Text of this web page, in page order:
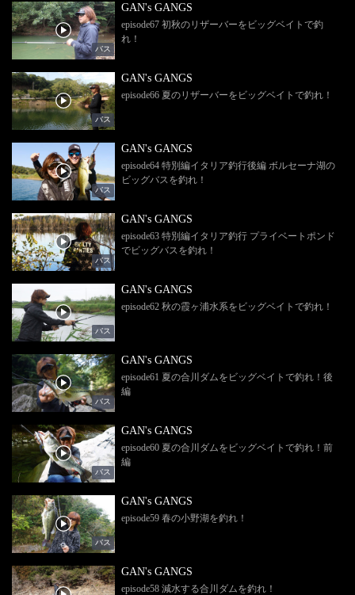
バス
GAN's GANGS
episode67 初秋のリザーバーをビッグベイトで釣
れ！
バス
GAN's GANGS
episode66 夏のリザーバーをビッグベイトで釣れ！
バス
GAN's GANGS
episode64 特別編イタリア釣行後編 ボルセーナ湖の
ビッグバスを釣れ！
バス
GAN's GANGS
episode63 特別編イタリア釣行 プライベートポンド
でビッグバスを釣れ！
バス
GAN's GANGS
episode62 秋の霞ヶ浦水系をビッグベイトで釣れ！
バス
GAN's GANGS
episode61 夏の合川ダムをビッグベイトで釣れ！後
編
バス
GAN's GANGS
episode60 夏の合川ダムをビッグベイトで釣れ！前
編
バス
GAN's GANGS
episode59 春の小野湖を釣れ！
GAN's GANGS
episode58 減水する合川ダムを釣れ！